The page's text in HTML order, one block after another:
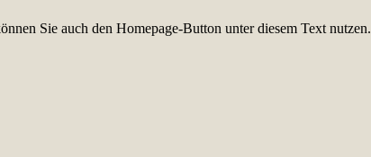
Sie auch den Homepage-Button unter diesem Text nutzen.